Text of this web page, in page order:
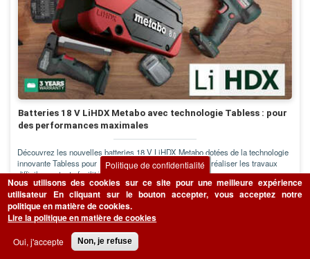
Batteries 18 V LiHDX Metabo avec technologie Tabless : pour
des performances maximales
Découvrez les nouvelles batteries 18 V LiHDX Metabo dotées de la technologie
innovante Tabless pour permettre aux professionnels de réaliser les travaux
difficiles en toute facilité et sans effort.
LIRE LA SUITE
BÂTIMENT
Politique de confidentialité
Nous utilisons des cookies sur ce site pour une meilleure expérience
utilisateur En cliquant sur le bouton accepter, vous acceptez notre
politique en matière de cookies.
Lire la politique en matière de cookies
Oui, j'accepte Non, je refuse